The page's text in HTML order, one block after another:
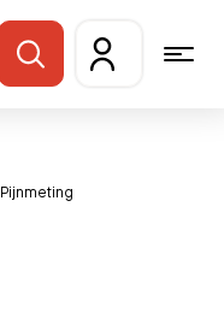
Pijnmeting